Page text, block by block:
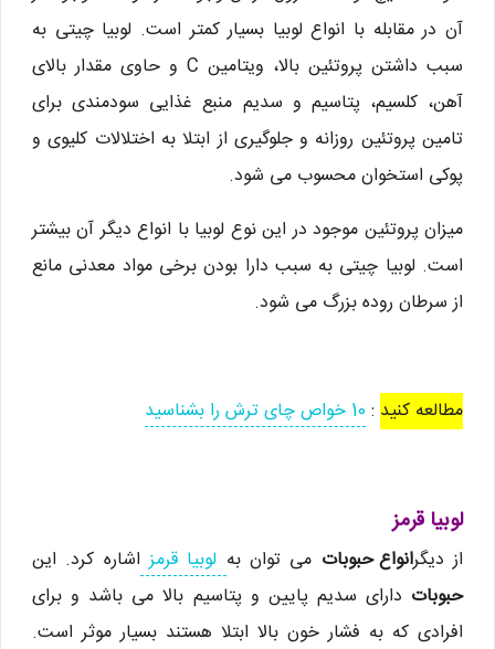
آن در مقابله با انواع لوبیا بسیار کمتر است. لوبیا چیتی به
سبب داشتن پروتئین بالا، ویتامین C و حاوی مقدار بالای
آهن، کلسیم، پتاسیم و سدیم منبع غذایی سودمندی برای
تامین پروتئین روزانه و جلوگیری از ابتلا به اختلالات کلیوی و
پوکی استخوان محسوب می شود.
میزان پروتئین موجود در این نوع لوبیا با انواع دیگر آن بیشتر
است. لوبیا چیتی به سبب دارا بودن برخی مواد معدنی مانع
از سرطان روده بزرگ می شود.
مطالعه کنید : 10 خواص چای ترش را بشناسید
لوبیا قرمز
از دیگرانواع حبوبات می توان به لوبیا قرمز اشاره کرد. این
حبوبات دارای سدیم پایین و پتاسیم بالا می باشد و برای
افرادی که به فشار خون بالا ابتلا هستند بسیار موثر است.